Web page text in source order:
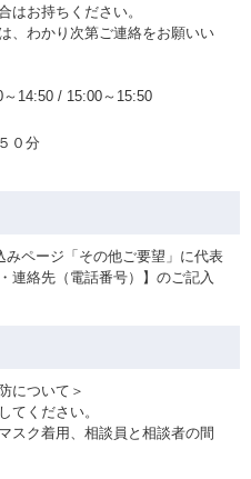
はお持ちください。
、わかり次第ご連絡をお願いい
～14:50 / 15:00～15:50
０分
ページ「その他ご要望」に代表
連絡先（電話番号）】のご記入
について＞
てください。
スク着用、相談員と相談者の間